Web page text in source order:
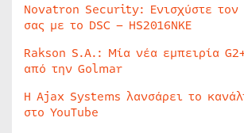
Novatron Security: Ενισχύστε τον
σας με το DSC – HS2016NKE
Rakson S.A.: Μία νέα εμπειρία
από την Golmar
Η Ajax Systems λανσάρει το
στο YouTube